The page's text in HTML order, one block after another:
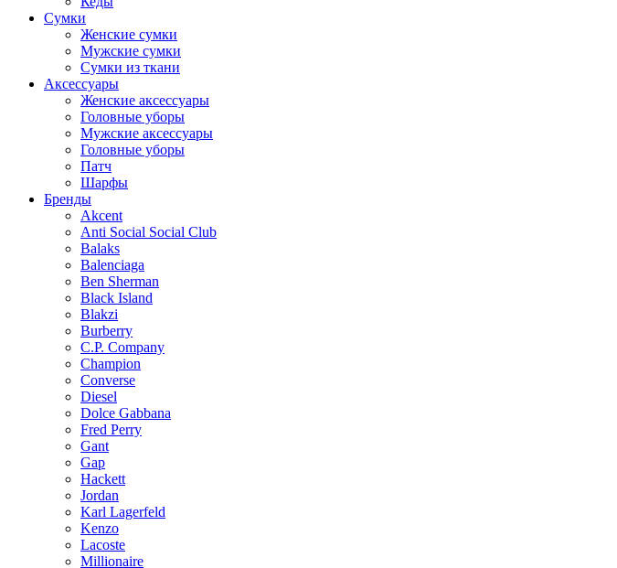
Сумки
Женские сумки
Мужские сумки
Сумки из ткани
Аксессуары
Женские аксессуары
Головные уборы
Мужские аксессуары
Головные уборы
Патч
Шарфы
Бренды
Akcent
Anti Social Social Club
Balaks
Balenciaga
Ben Sherman
Black Island
Blakzi
Burberry
C.P. Company
Champion
Converse
Diesel
Dolce Gabbana
Fred Perry
Gant
Gap
Hackett
Jordan
Karl Lagerfeld
Kenzo
Lacoste
Millionaire